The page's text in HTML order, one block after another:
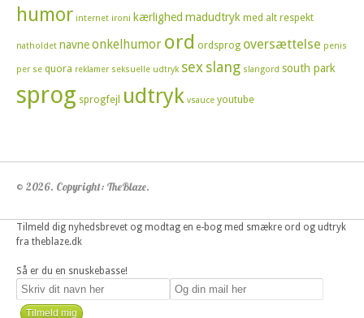
humor internet ironi kærlighed madudtryk med alt respekt
natholdet navneonkelhumor ord ordsprog oversættelse penis
per se quora reklamer seksuelle udtryk sexslang slangord south park
sprog sprogfejl udtryk vsauce youtube
© 2026. Copyright: TheBlaze.
Tilmeld dig nyhedsbrevet og modtag en e-bog med smækre ord og udtryk
fra theblaze.dk
Så er du en snuskebasse!